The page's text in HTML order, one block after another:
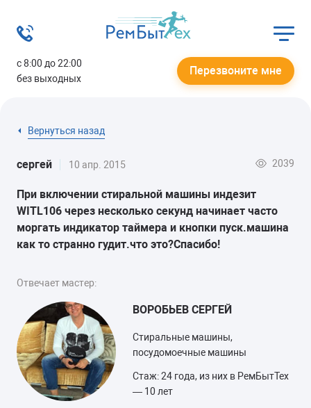
с 8:00 до 22:00
без выходных
Перезвоните мне
Вернуться назад
сергей 10 апр. 2015 2039
При включении стиральной машины индезит
WITL106 через несколько секунд начинает часто
моргать индикатор таймера и кнопки пуск.машина
как то странно гудит.что это?Спасибо!
Отвечает мастер:
ВОРОБЬЕВ СЕРГЕЙ
Стиральные машины,
посудомоечные машины
Стаж: 24 года, из них в РемБытТех
— 10 лет